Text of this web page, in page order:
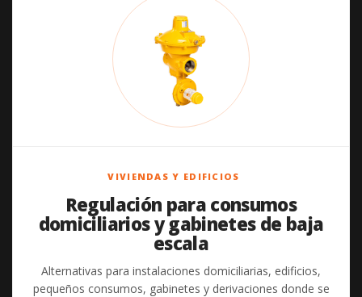
VIVIENDAS Y EDIFICIOS
Regulación para consumos
domiciliarios y gabinetes de baja
escala
Alternativas para instalaciones domiciliarias, edificios,
pequeños consumos, gabinetes y derivaciones donde se